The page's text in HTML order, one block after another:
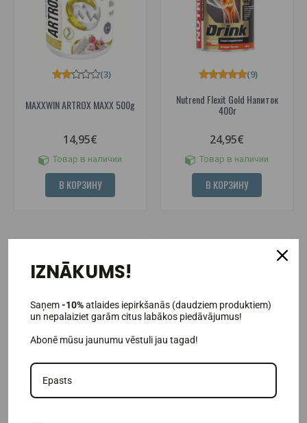
MAXXWIN ARTROX MAXX 500g
(3)
14,95€
Товар в наличии
В КОРЗИНУ
Nutrend Flexit Gold Напиток
400г
(9)
24,95€
Товар в наличии
В КОРЗИНУ
Nutrend Флексит Напиток Universal Nutrition Animal Flex
IZNĀKUMS!
Saņem-10%atlaides iepirkšanās (daudziem produktiem)
un nepalaiziet garām citus labākos piedāvājumus!
Abonē mūsu jaunumu vēstuli jau tagad!